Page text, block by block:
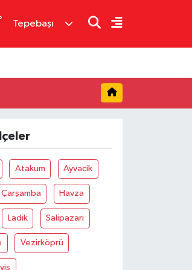
° Tepebaşı
Atakum Ayvacik
Çarşamba Havza
Ladik Salipazari
Vezirköprü